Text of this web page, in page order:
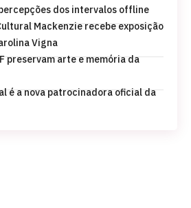
dos intervalos offline
Mackenzie recebe exposição
Vigna
preservam arte e memória da
é a nova patrocinadora oficial da